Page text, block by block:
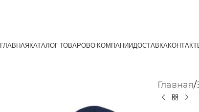
ГЛАВНАЯКАТАЛОГ ТОВАРОВО КОМПАНИИДОСТАВКА
Главная/